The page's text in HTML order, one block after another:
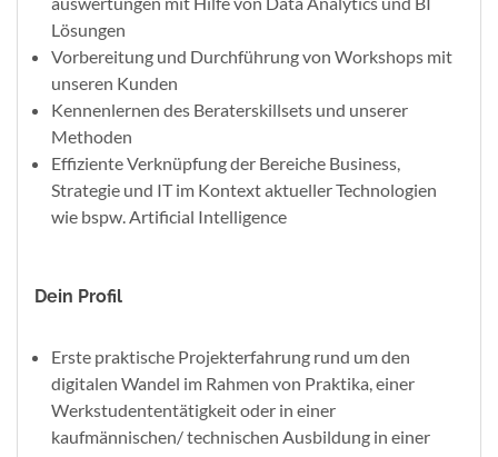
Lösungen​
Vorbereitung und Durchführung von Workshops mit
unseren Kunden​
Kennenlernen des Beraterskillsets und unserer
Methoden​
Effiziente Verknüpfung der Bereiche Business,
Strategie und IT im Kontext aktueller Technologien
wie bspw. Artificial Intelligence​
Dein Profil
Erste praktische Projekterfahrung rund um den
digitalen Wandel im Rahmen von Praktika, einer
Werkstudententätigkeit oder in einer
kaufmännischen/ technischen Ausbildung in einer